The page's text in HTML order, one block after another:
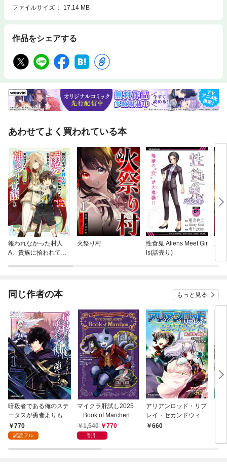
ファイルサイズ
17.14 MB
作品をシェアする
あわせてよく買われている本
報われなかった村人
A、貴族に拾われて溺
火祭り村
性食鬼 Aliens Meet Gir
ls(話売り)
同じ作者の本 もっと見る
暗殺者である俺のステ
ータスが勇者よりも明
らかに強いのだが 1
770
試読フル
マイクラ肝試し2025
Book of Marchen
1,540
770
割引
アリアンロッド・リプ
レイ・セカンドウィン
ド（１） 剣と遺跡と
660